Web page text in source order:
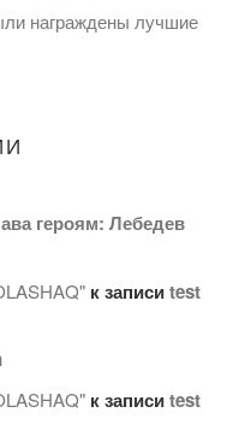
награждены лучшие
героям: Лебедев
к записиtest
к записиtest